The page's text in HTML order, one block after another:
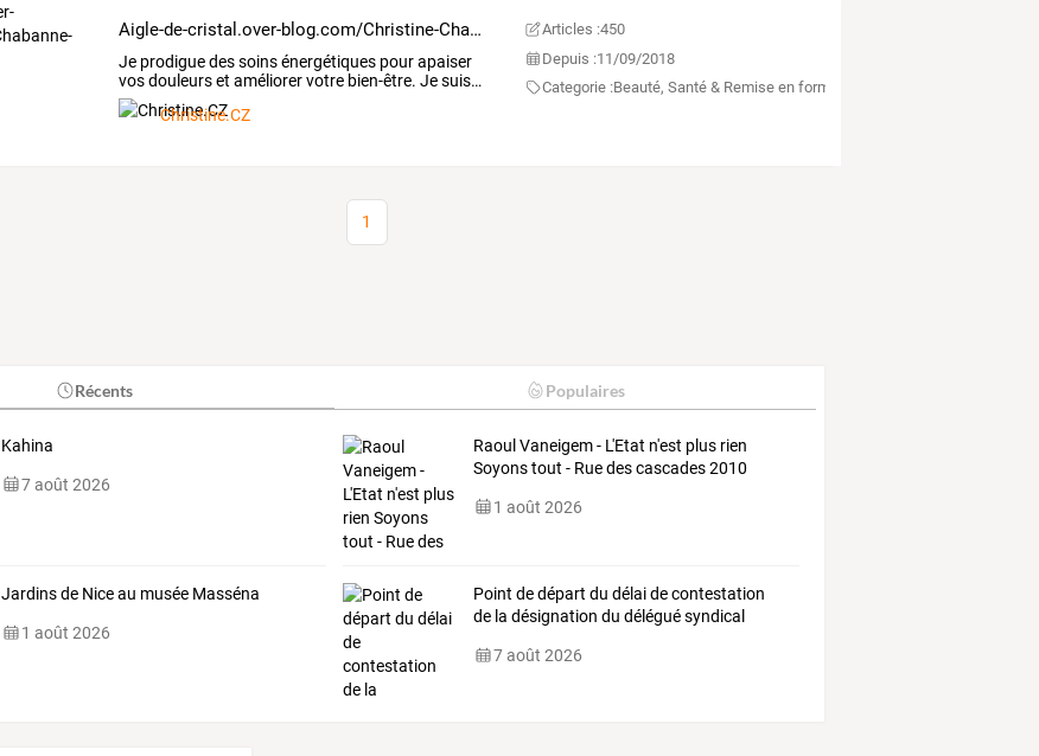
Aigle-de-cristal.over-blog.com/Christine-Chabanne-Zuccheri
Je prodiguedessoinsénergétiques pourapaiser
vosdouleurset améliorervotre bien-être. Jesuis…
Christine.CZ
Articles :450
Depuis :11/09/2018
Categorie :Beauté, Santé & Remise en forme
1
Récents Populaires
Kahina
7 août 2026
Raoul Vaneigem - L'Etat n'est plus rien
Soyons tout - Rue des cascades 2010
1 août 2026
Jardins de Nice au musée Masséna
1 août 2026
Point de départ du délai de contestation
de la désignation du délégué syndical
7 août 2026